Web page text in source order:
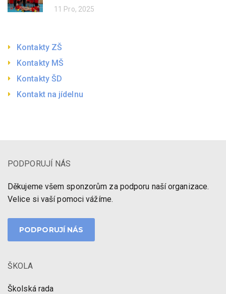
11 Pro, 2025
Kontakty ZŠ
Kontakty MŠ
Kontakty ŠD
Kontakt na jídelnu
PODPORUJÍ NÁS
Děkujeme všem sponzorům za podporu naší organizace.
Velice si vaší pomoci vážíme.
PODPORUJÍ NÁS
ŠKOLA
Školská rada